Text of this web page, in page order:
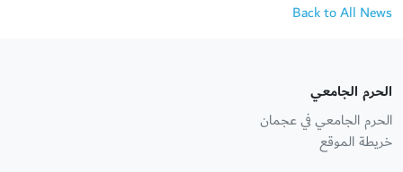
Back to All News
الحرم الجامعي
الحرم الجامعي في عجمان
خريطة الموقع